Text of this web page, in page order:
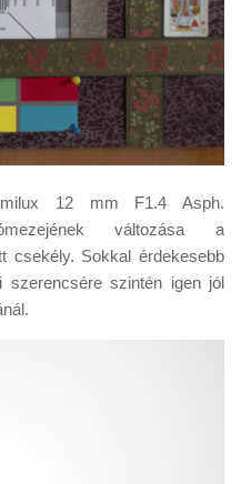
12 mm F1.4 Asph.
változása a
csekély. Sokkal érdekesebb
szerencsére szintén igen jól